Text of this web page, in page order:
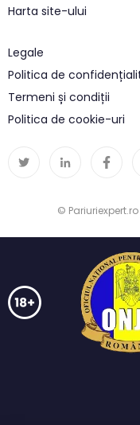
Harta site-ului
Legale
Politica de
Termeni și condiții
Politica de cookie-uri
©